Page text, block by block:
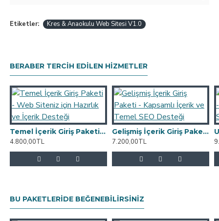
Etiketler: Kres & Anaokulu Web Sitesi V1.0
BERABER TERCIH EDILEN HIZMETLER
Temel İçerik Giriş Paketi - Web Siteniz için Hazırlık ve İçerik Desteği
4.800,00TL
Gelişmiş İçerik Giriş Paketi - Kapsamlı İçerik ve Temel SEO Desteği
7.200,00TL
BU PAKETLERIDE BEĞENEBILIRSINIZ